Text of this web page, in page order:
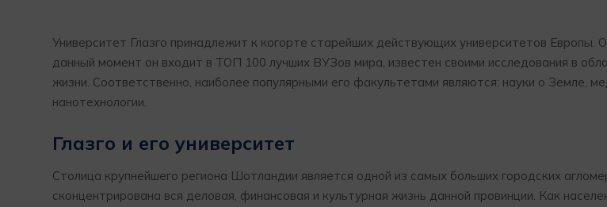
Университет Глазго принадлежит к когорте старейших действующих университетов Европы.
данный момент он входит в ТОП 100 лучших ВУЗов мира, известен своими исследования в
жизни. Соответственно, наиболее популярными его факультетами являются: науки о Земле,
нанотехнологии.
Глазго и его университет
Столица крупнейшего региона Шотландии является одной из самых больших городских
сконцентрирована вся деловая, финансовая и культурная жизнь данной провинции. Как